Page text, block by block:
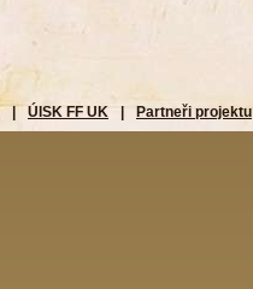
ÚISK FF UK Partneři projektu